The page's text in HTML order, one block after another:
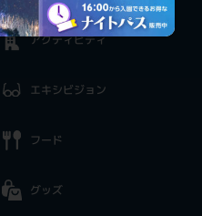
アクティビティ
エキシビジョン
フード
グッズ